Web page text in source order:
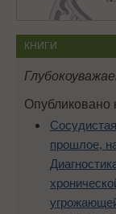
КНИГИ
Опубликовано
прошлое,